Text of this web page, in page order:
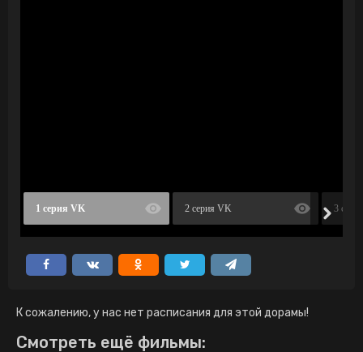
1 серия VK 2 серия VK 3
К сожалению, у нас нет расписания для этой дорамы!
Смотреть ещё фильмы: